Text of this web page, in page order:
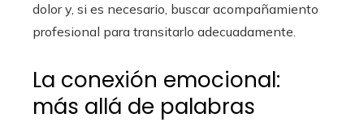
dolor y, si es necesario, buscar acompañamiento
profesional para transitarlo adecuadamente.
La conexión emocional:
más allá de palabras